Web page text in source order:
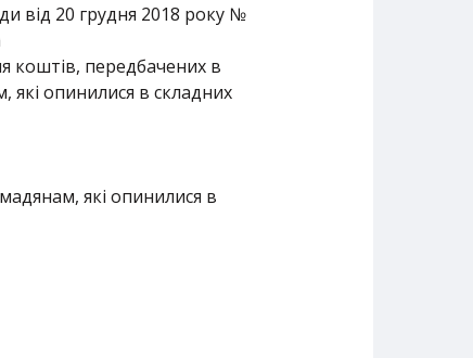
від 20 грудня 2018 року №
коштів, передбачених в
опинилися в складних
які опинилися в